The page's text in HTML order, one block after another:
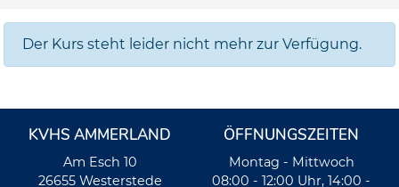
Der Kurs steht leider nicht mehr zur Verfügung.
KVHS AMMERLAND
Am Esch 10
26655 Westerstede
ÖFFNUNGSZEITEN
Montag - Mittwoch
08:00 - 12:00 Uhr, 14:00 -